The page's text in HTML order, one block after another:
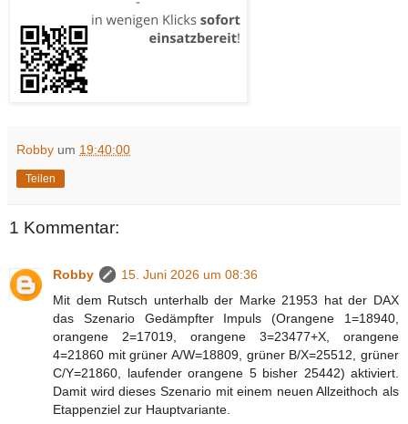
Robby um 19:40:00
Teilen
1 Kommentar:
Robby
15. Juni 2026 um 08:36
Mit dem Rutsch unterhalb der Marke 21953 hat der DAX
das Szenario Gedämpfter Impuls (Orangene 1=18940,
orangene 2=17019, orangene 3=23477+X, orangene
4=21860 mit grüner A/W=18809, grüner B/X=25512, grüner
C/Y=21860, laufender orangene 5 bisher 25442) aktiviert.
Damit wird dieses Szenario mit einem neuen Allzeithoch als
Etappenziel zur Hauptvariante.